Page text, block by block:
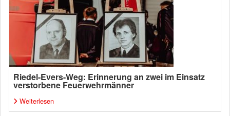
Riedel-Evers-Weg: Erinnerung an zwei im Einsatz
verstorbene Feuerwehrmänner
Weiterlesen